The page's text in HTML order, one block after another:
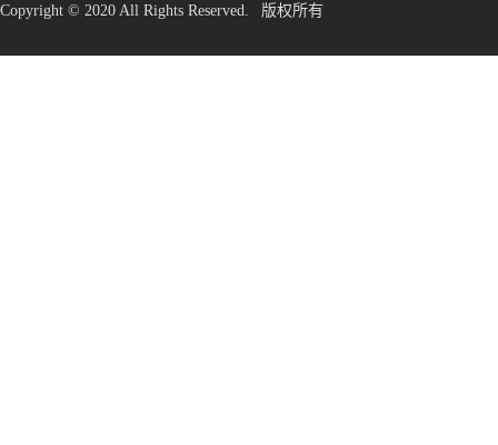
Copyright © 2020 All Rights Reserved. 版权所有